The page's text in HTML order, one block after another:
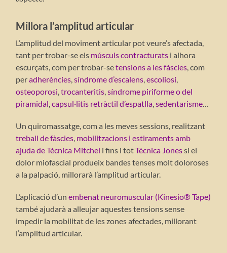
Millora l’amplitud articular
L’amplitud del moviment articular pot veure’s afectada,
tant per trobar-se els músculs contracturats i alhora
escurçats, com per trobar-setensions a les fàscies , com
peradherències ,síndrome d’escalens ,escoliosi
osteoporosi ,trocanteritis ,síndrome piriforme o del
piramidal ,capsul·litis retràctil d’espatlla ,sedentarisme
Un quiromassatge, com a les meves sessions, realitzant
treball de fàscies mobilitzacions i estiraments amb
ajuda de Tècnica Mitchel i fins i totTècnica Jonessi el
dolor miofascial produeix bandes tenses molt doloroses
a la palpació, millorarà l’amplitud articular.
L’aplicació d’unembenat neuromuscular (Kinesio® Tape)
també ajudarà a alleujar aquestes tensions sense
impedir la mobilitat de les zones afectades, millorant
l’amplitud articular.